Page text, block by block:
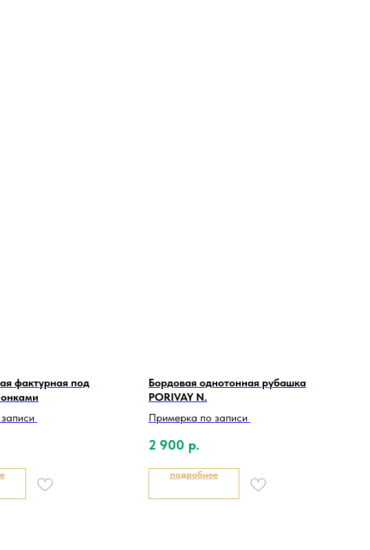
фактурная под
Бордовая однотонная рубашка
PORIVAY N.
Примерка по записи
2 900 р.
подробнее